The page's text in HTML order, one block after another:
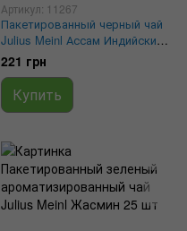
Артикул: 11267
Пакетированный черный чай
Julius Meinl Ассам Индийский
бленд 25 шт
221 грн
Купить